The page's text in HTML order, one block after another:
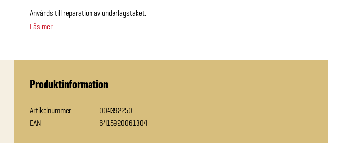
Används till reparation av underlagstaket.
Läs mer
Produktinformation
Artikelnummer
004392250
EAN
6415920061804